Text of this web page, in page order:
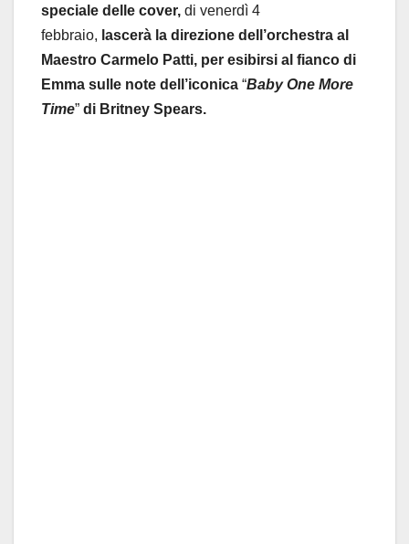
speciale delle cover, di venerdì 4
febbraio, lascerà la direzione dell’orchestra al
Maestro Carmelo Patti, per esibirsi al fianco di
Emma sulle note dell’iconica “Baby One More
Time” di Britney Spears.